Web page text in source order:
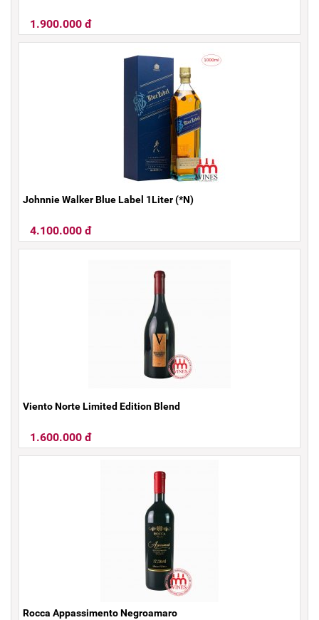
1.900.000 đ
Johnnie Walker Blue Label 1Liter (*N)
4.100.000 đ
Viento Norte Limited Edition Blend
1.600.000 đ
Rocca Appassimento Negroamaro